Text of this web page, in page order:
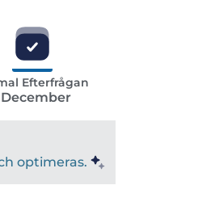
Efterfrågan
optimeras.